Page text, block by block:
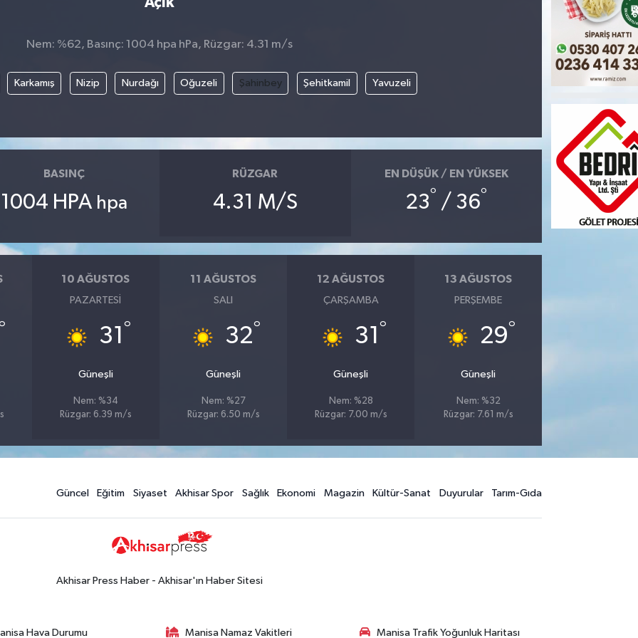
Nem: %62, Basınç: 1004 hpa hPa, Rüzgar: 4.31 m/s
Karkamış Nizip Nurdağı Oğuzeli Şahinbey Şehitkamil Yavuzeli
BASINÇ
1004 HPA hpa
RÜZGAR
4.31 M/S
EN DÜŞÜK / EN YÜKSEK
23° / 36°
10 AĞUSTOS
PAZARTESI
31 °
Güneşli
Nem: %34
Rüzgar: 6.39 m/s
11 AĞUSTOS
SALI
32°
Güneşli
Nem: %27
Rüzgar: 6.50 m/s
12 AĞUSTOS
ÇARŞAMBA
31 °
Güneşli
Nem: %28
Rüzgar: 7.00 m/s
13 AĞUSTOS
PERŞEMBE
29°
Güneşli
Nem: %32
Rüzgar: 7.61 m/s
Güncel Eğitim Siyaset Akhisar Spor Sağlık Ekonomi Magazin Kültür-Sanat Duyurular Tarım-Gıda
Akhisar Press Haber - Akhisar'ın Haber Sitesi
Hava Durumu Manisa Namaz Vakitleri Manisa Trafik Yoğunluk Haritası